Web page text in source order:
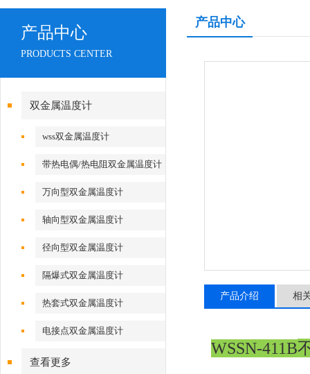
产品中心
PRODUCTS CENTER
双金属温度计
wss双金属温度计
带热电偶/热电阻双金属温度计
万向型双金属温度计
轴向型双金属温度计
径向型双金属温度计
隔爆式双金属温度计
热套式双金属温度计
电接点双金属温度计
查看更多
产品中心
产品介绍 相
WSSN-411B